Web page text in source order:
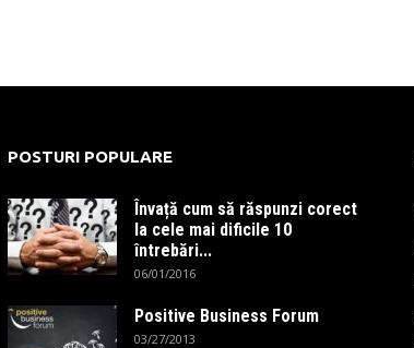
POSTURI POPULARE
Învață cum să răspunzi corect
la cele mai dificile 10
întrebări...
06/01/2016
Positive Business Forum
03/27/2013